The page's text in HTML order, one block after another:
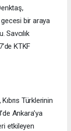
bir araya
Savcılık
KTKF
Türklerinin
Ankara’ya
etkileyen